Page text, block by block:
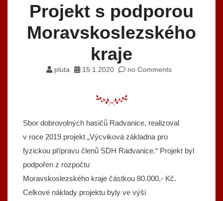
Projekt s podporou
Moravskoslezského
kraje
pluta 15.1.2020 no Comments
Sbor dobrovolných hasičů Radvanice, realizoval
v roce 2019 projekt „Výcviková základna pro
fyzickou přípravu členů SDH Radvanice.“ Projekt byl
podpořen z rozpočtu
Moravskoslezského kraje částkou 80.000,- Kč.
Celkové náklady projektu byly ve výši